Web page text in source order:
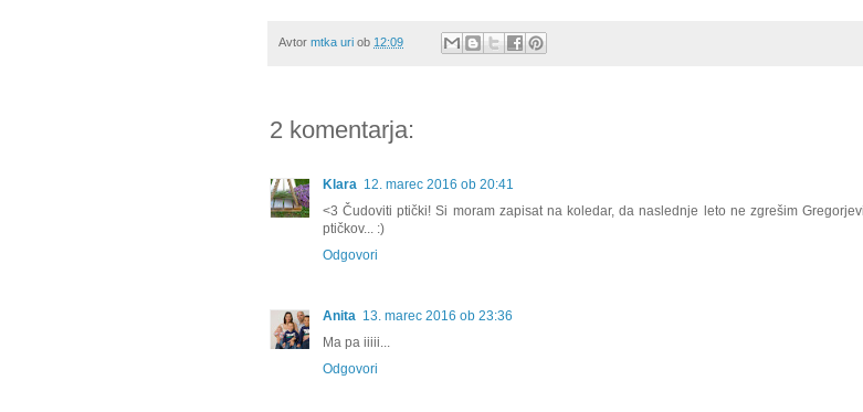
Avtor mtka uri ob 12:09
2 komentarja:
Klara 12. marec 2016 ob 20:41
<3 Čudoviti ptički! Si moram zapisat na koledar, da naslednje leto ne zgrešim
ptičkov... :)
Odgovori
Anita 13. marec 2016 ob 23:36
Ma pa iiiii...
Odgovori